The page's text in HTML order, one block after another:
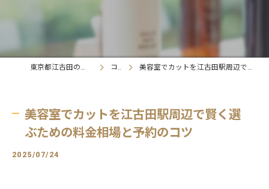
東京都江古田の美容室ならヘアメンテ コラム 美容室でカットを江古田駅周辺で賢く選ぶための料金相場と予約のコツ
美容室でカットを江古田駅周辺で賢く選
ぶための料金相場と予約のコツ
2025/07/24